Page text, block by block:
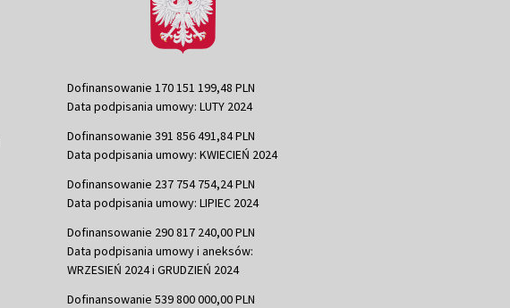
Dofinansowanie 170 151 199,48 PLN
Data podpisania umowy: LUTY 2024
Dofinansowanie 391 856 491,84 PLN
Data podpisania umowy: KWIECIEŃ 2024
Dofinansowanie 237 754 754,24 PLN
Data podpisania umowy: LIPIEC 2024
Dofinansowanie 290 817 240,00 PLN
Data podpisania umowy i aneksów:
WRZESIEŃ 2024 i GRUDZIEŃ 2024
Dofinansowanie 539 800 000,00 PLN